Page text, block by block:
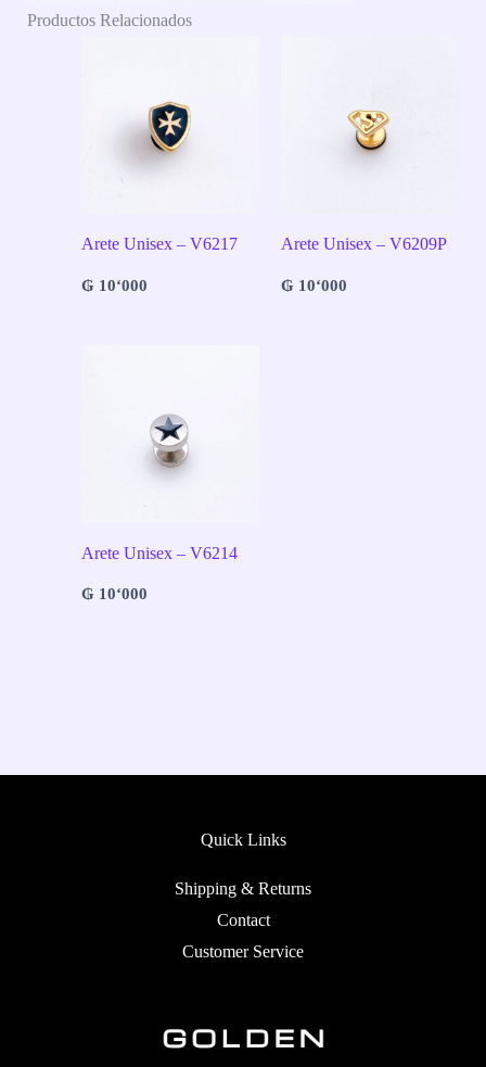
Productos Relacionados
Arete Unisex – V6217
₲10‘000
Arete Unisex – V6209P
₲10‘000
Arete Unisex – V6214
₲10‘000
Quick Links
Shipping & Returns
Contact
Customer Service